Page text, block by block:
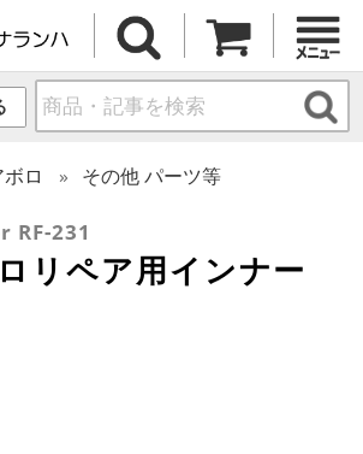
ロ その他 パーツ等
RF-231
リペア用インナー